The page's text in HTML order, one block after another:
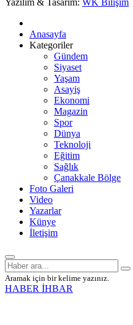
Yazılım & Tasarım: WK Bilişim
Anasayfa
Kategoriler
Gündem
Siyaset
Yaşam
Asayiş
Ekonomi
Magazin
Spor
Dünya
Teknoloji
Eğitim
Sağlık
Çanakkale Bölge
Foto Galeri
Video
Yazarlar
Künye
İletişim
Aramak için bir kelime yazınız.
HABER İHBAR